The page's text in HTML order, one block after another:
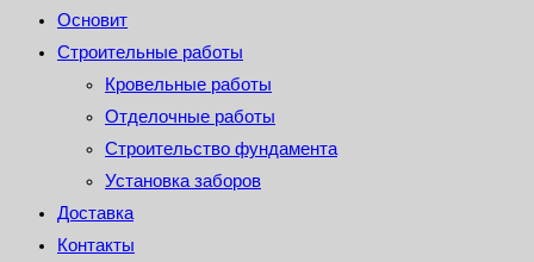
Основит
Строительные работы
Кровельные работы
Отделочные работы
Строительство фундамента
Установка заборов
Доставка
Контакты